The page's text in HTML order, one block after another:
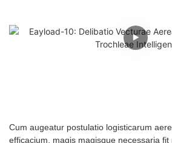
Cum augeatur postulatio logisticarum
efficacium, magis magisque necessaria